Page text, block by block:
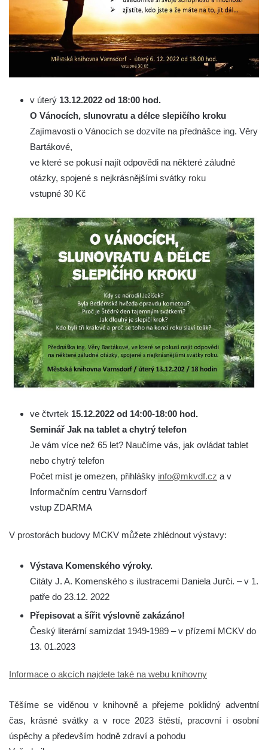
v úterý 13.12.2022 od 18:00 hod.
O Vánocích, slunovratu a délce slepičího kroku
Zajímavosti o Vánocích se dozvíte na přednášce ing. Věry
Bartákové,
ve které se pokusí najít odpovědi na některé záludné
otázky, spojené s nejkrásnějšími svátky roku
vstupné 30 Kč
ve čtvrtek 15.12.2022 od 14:00-18:00 hod.
Seminář Jak na tablet a chytrý telefon
Je vám více než 65 let? Naučíme vás, jak ovládat tablet
nebo chytrý telefon
Počet míst je omezen, přihlášky info@mkvdf.cz a v
Informačním centru Varnsdorf
vstup ZDARMA
V prostorách budovy MCKV můžete zhlédnout výstavy:
Výstava Komenského výroky.
Citáty J. A. Komenského s ilustracemi Daniela Jurči. – v 1.
patře do 23.12. 2022
Přepisovat a šířit výslovně zakázáno!
Český literární samizdat 1949-1989 – v přízemí MCKV do
13. 01.2023
Informace o akcích najdete také na webu knihovny
Těšíme se viděnou v knihovně a přejeme poklidný adventní
čas, krásné svátky a v roce 2023 štěstí, pracovní i osobní
úspěchy a především hodně zdraví a pohodu